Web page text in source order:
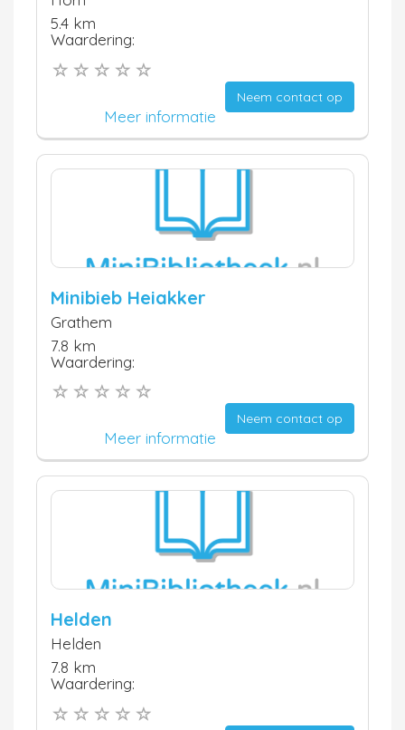
5.4 km
Waardering:
Neem contact op
Meer informatie
Minibieb Heiakker
Grathem
7.8 km
Waardering:
Neem contact op
Meer informatie
Helden
Helden
7.8 km
Waardering: